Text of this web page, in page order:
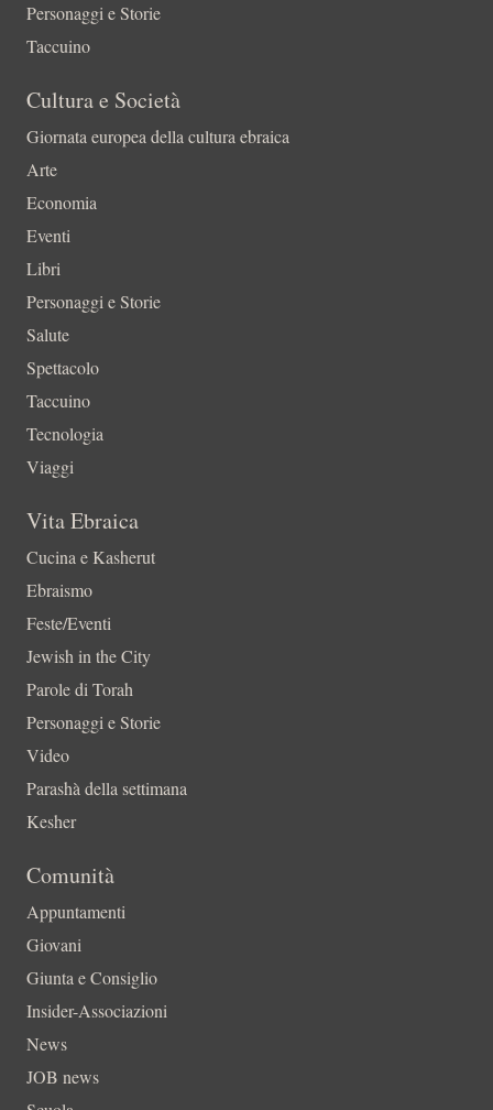
Personaggi e Storie
Taccuino
Cultura e Società
Giornata europea della cultura ebraica
Arte
Economia
Eventi
Libri
Personaggi e Storie
Salute
Spettacolo
Taccuino
Tecnologia
Viaggi
Vita Ebraica
Cucina e Kasherut
Ebraismo
Feste/Eventi
Jewish in the City
Parole di Torah
Personaggi e Storie
Video
Parashà della settimana
Kesher
Comunità
Appuntamenti
Giovani
Giunta e Consiglio
Insider-Associazioni
News
JOB news